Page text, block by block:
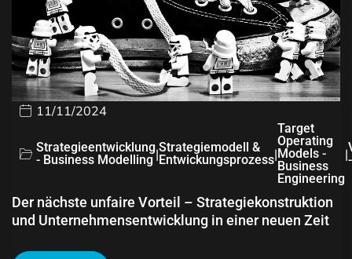
11/11/2024
Strategieentwicklung
- Business Modelling |Strategiemodell &
Entwickungsprozess|
Target
Operating
Models -
Business
Engineering
|
Der nächste unfaire Vorteil – Strategiekonstruktion
und Unternehmensentwicklung in einer neuen Zeit